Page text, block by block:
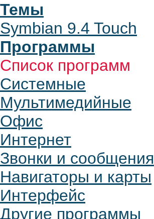
Темы
Symbian 9.4 Touch
Программы
Список программ
Системные
Мультимедийные
Офис
Интернет
Звонки и сообщения
Навигаторы и карты
Интерфейс
Другие программы